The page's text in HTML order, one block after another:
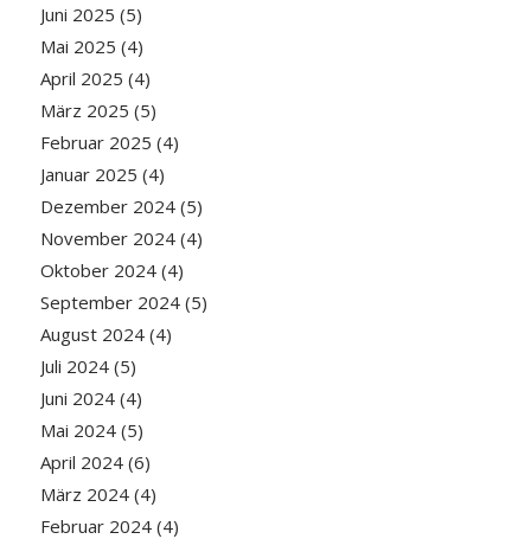
Juni 2025 (5)
Mai 2025 (4)
April 2025 (4)
März 2025 (5)
Februar 2025 (4)
Januar 2025 (4)
Dezember 2024(5)
November 2024(4)
Oktober 2024(4)
September 2024(5)
August 2024(4)
Juli 2024(5)
Juni 2024(4)
Mai 2024(5)
April 2024(6)
März 2024(4)
Februar 2024(4)